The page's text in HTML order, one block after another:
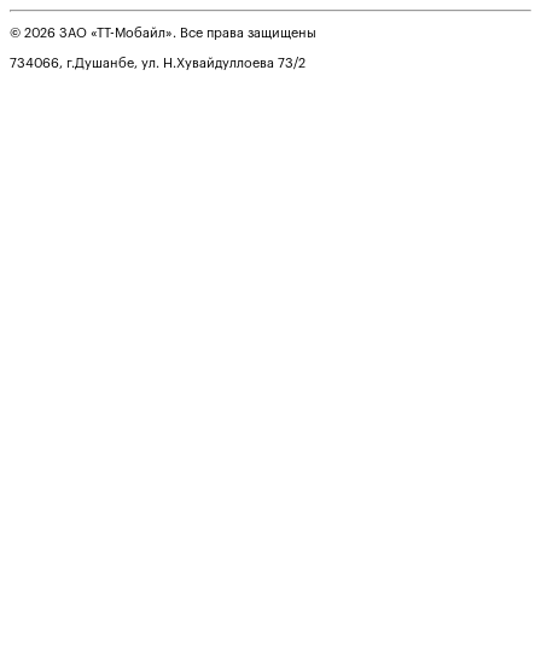
© 2026 ЗАО «ТТ-Мобайл». Все права защищены
734066, г.Душанбе, ул. Н.Хувайдуллоева 73/2